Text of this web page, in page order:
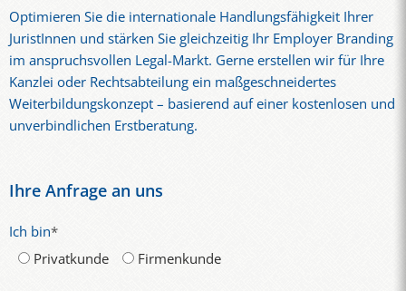
oder unterfordert wird und das Weiterbildungsbudget
zielgerichtet eingesetzt ist.
Optimieren Sie die internationale Handlungsfähigkeit Ihrer
JuristInnen und stärken Sie gleichzeitig Ihr Employer Branding
im anspruchsvollen Legal-Markt. Gerne erstellen wir für Ihre
Kanzlei oder Rechtsabteilung ein maßgeschneidertes
Weiterbildungskonzept – basierend auf einer kostenlosen und
unverbindlichen Erstberatung.
Ihre Anfrage an uns
Ich bin*
Privatkunde
Firmenkunde